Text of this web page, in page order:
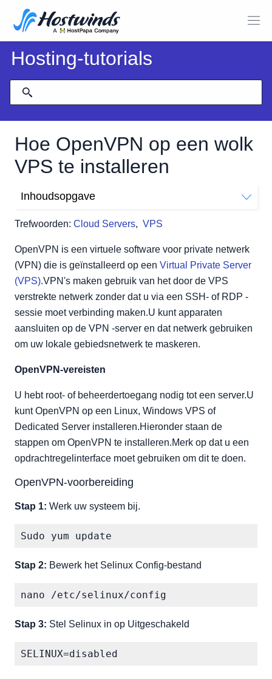
Hosting-tutorials
Hoe OpenVPN op een wolk
VPS te installeren
Trefwoorden: Cloud Servers, VPS
Inhoudsopgave
OpenVPN installeren
Het instellen van de certificaatautoriteit
De OpenVPN-server configureren
Configureer OpenVPN-routering met firewall
Het OVPN-bestand downloaden
Uw lokale OpenVPN-client instellen
OpenVPN is een virtuele software voor private netwerk
(VPN) die is geïnstalleerd op een Virtual Private Server
(VPS).VPN's maken gebruik van het door de VPS
verstrekte netwerk zonder dat u via een SSH- of RDP -
sessie moet verbinding maken.U kunt apparaten
aansluiten op de VPN -server en dat netwerk gebruiken
om uw lokale gebiedsnetwerk te maskeren.
OpenVPN-vereisten
U hebt root- of beheerdertoegang nodig tot een server.U
kunt OpenVPN op een Linux, Windows VPS of
Dedicated Server installeren.Hieronder staan de
stappen om OpenVPN te installeren.Merk op dat u een
opdrachtregelinterface moet gebruiken om dit te doen.
OpenVPN-voorbereiding
Stap 1: Werk uw systeem bij.
Sudo yum update
Stap 2: Bewerk het Selinux Config-bestand
nano /etc/selinux/config
Stap 3: Stel Selinux in op Uitgeschakeld
SELINUX=disabled